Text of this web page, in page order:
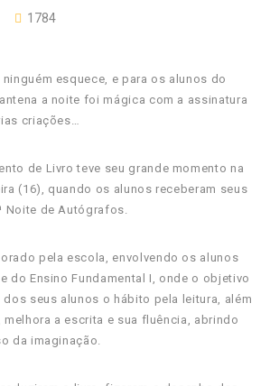
1784
esquece, e para os alunos do
a noite foi mágica com a assinatura
criações…
de Livro teve seu grande momento na
(16), quando os alunos receberam seus
Noite de Autógrafos.
pela escola, envolvendo os alunos
do Ensino Fundamental I, onde o objetivo
seus alunos o hábito pela leitura, além
a escrita e sua fluência, abrindo
da imaginação.